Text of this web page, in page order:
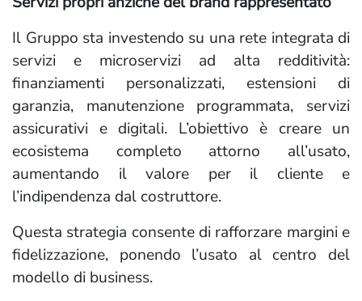
Il Gruppo sta investendo su una rete integrata di
servizi e microservizi ad alta redditività:
finanziamenti personalizzati, estensioni di
garanzia, manutenzione programmata, servizi
assicurativi e digitali. L’obiettivo è creare un
ecosistema completo attorno all’usato,
aumentando il valore per il cliente e
l’indipendenza dal costruttore.
Questa strategia consente di rafforzare margini e
fidelizzazione, ponendo l’usato al centro del
modello di business.